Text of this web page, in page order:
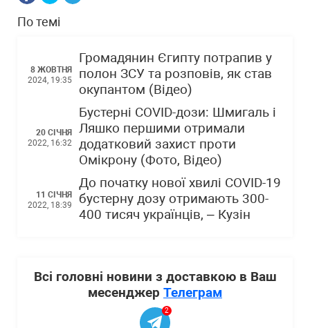
По темі
8 ЖОВТНЯ
2024, 19:35
Громадянин Єгипту потрапив у
полон ЗСУ та розповів, як став
окупантом (Відео)
20 СІЧНЯ
2022, 16:32
Бустерні COVID-дози: Шмигаль і
Ляшко першими отримали
додатковий захист проти
Омікрону (Фото, Відео)
11 СІЧНЯ
2022, 18:39
До початку нової хвилі COVID-19
бустерну дозу отримають 300-
400 тисяч українців, – Кузін
Всі головні новини з доставкою в Ваш
месенджер Телеграм
2